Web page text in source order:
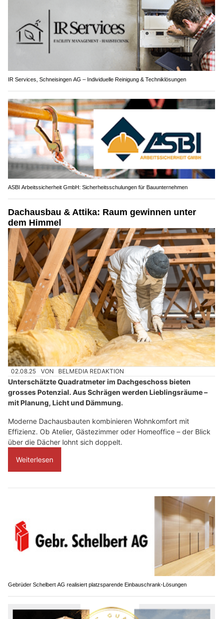
IR Services, Schneisingen AG – Individuelle Reinigung & Techniklösungen
ASBI Arbeitssicherheit GmbH: Sicherheitsschulungen für Bauunternehmen
Dachausbau & Attika: Raum gewinnen unter
dem Himmel
02.08.25 VON BELMEDIA REDAKTION
Unterschätzte Quadratmeter im Dachgeschoss bieten
grosses Potenzial. Aus Schrägen werden Lieblingsräume –
mit Planung, Licht und Dämmung.
Moderne Dachausbauten kombinieren Wohnkomfort mit
Effizienz. Ob Atelier, Gästezimmer oder Homeoffice – der Blick
über die Dächer lohnt sich doppelt.
Weiterlesen
Gebrüder Schelbert AG realisiert platzsparende Einbauschrank-Lösungen